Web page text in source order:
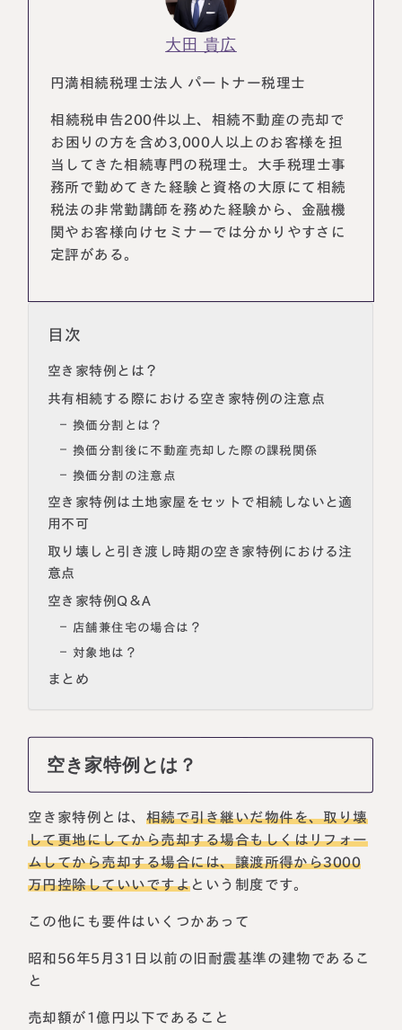
大田 貴広
円満相続税理士法人 パートナー税理士
相続税申告200件以上、相続不動産の売却で
お困りの方を含め3,000人以上のお客様を担
当してきた相続専門の税理士。大手税理士事
務所で勤めてきた経験と資格の大原にて相続
税法の非常勤講師を務めた経験から、金融機
関やお客様向けセミナーでは分かりやすさに
定評がある。
目次
空き家特例とは？
共有相続する際における空き家特例の注意点
換価分割とは？
換価分割後に不動産売却した際の課税関係
換価分割の注意点
空き家特例は土地家屋をセットで相続しないと適
用不可
取り壊しと引き渡し時期の空き家特例における注
意点
空き家特例Q＆A
店舗兼住宅の場合は？
対象地は？
まとめ
空き家特例とは？
空き家特例とは、相続で引き継いだ物件を、取り壊
して更地にしてから売却する場合もしくはリフォー
ムしてから売却する場合には、譲渡所得から3000
万円控除していいですよという制度です。
この他にも要件はいくつかあって
昭和56年5月31日以前の旧耐震基準の建物であるこ
と
売却額が1億円以下であること